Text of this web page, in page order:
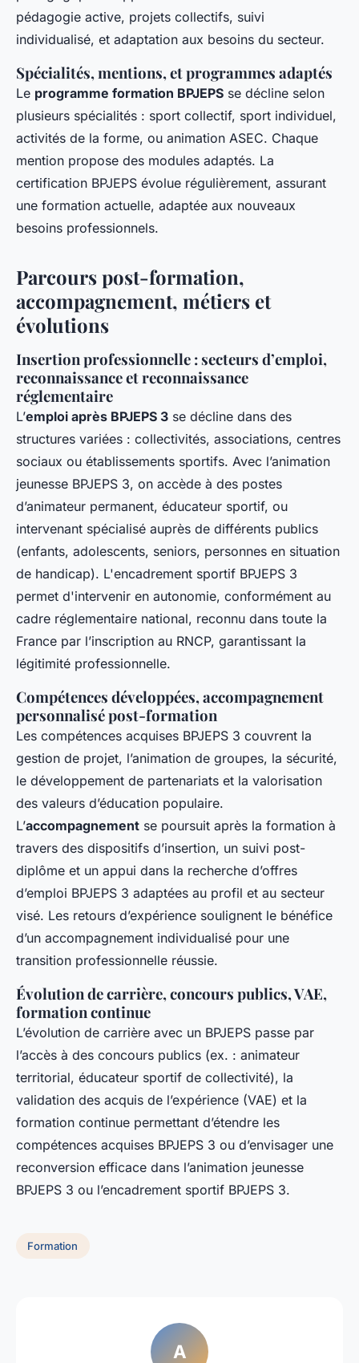
pédagogie active, projets collectifs, suivi
individualisé, et adaptation aux besoins du secteur.
Spécialités, mentions, et programmes adaptés
Le programme formation BPJEPS se décline selon
plusieurs spécialités : sport collectif, sport individuel,
activités de la forme, ou animation ASEC. Chaque
mention propose des modules adaptés. La
certification BPJEPS évolue régulièrement, assurant
une formation actuelle, adaptée aux nouveaux
besoins professionnels.
Parcours post-formation,
accompagnement, métiers et
évolutions
Insertion professionnelle : secteurs d’emploi,
reconnaissance et reconnaissance
réglementaire
L’emploi après BPJEPS 3 se décline dans des
structures variées : collectivités, associations, centres
sociaux ou établissements sportifs. Avec l’animation
jeunesse BPJEPS 3, on accède à des postes
d’animateur permanent, éducateur sportif, ou
intervenant spécialisé auprès de différents publics
(enfants, adolescents, seniors, personnes en situation
de handicap). L'encadrement sportif BPJEPS 3
permet d'intervenir en autonomie, conformément au
cadre réglementaire national, reconnu dans toute la
France par l’inscription au RNCP, garantissant la
légitimité professionnelle.
Compétences développées, accompagnement
personnalisé post-formation
Les compétences acquises BPJEPS 3 couvrent la
gestion de projet, l’animation de groupes, la sécurité,
le développement de partenariats et la valorisation
des valeurs d’éducation populaire.
L’accompagnement se poursuit après la formation à
travers des dispositifs d’insertion, un suivi post-
diplôme et un appui dans la recherche d’offres
d’emploi BPJEPS 3 adaptées au profil et au secteur
visé. Les retours d’expérience soulignent le bénéfice
d’un accompagnement individualisé pour une
transition professionnelle réussie.
Évolution de carrière, concours publics, VAE,
formation continue
L’évolution de carrière avec un BPJEPS passe par
l’accès à des concours publics (ex. : animateur
territorial, éducateur sportif de collectivité), la
validation des acquis de l’expérience (VAE) et la
formation continue permettant d’étendre les
compétences acquises BPJEPS 3 ou d’envisager une
reconversion efficace dans l’animation jeunesse
BPJEPS 3 ou l’encadrement sportif BPJEPS 3.
Formation
A